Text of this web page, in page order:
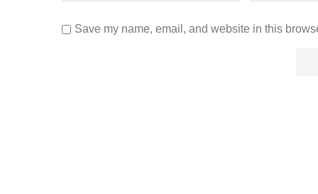
Save my name, email, and website in this